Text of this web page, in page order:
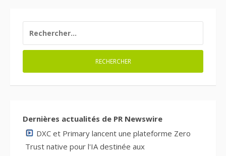
Dernières actualités de PR Newswire
DXC et Primary lancent une plateforme Zero
Trust native pour l'IA destinée aux